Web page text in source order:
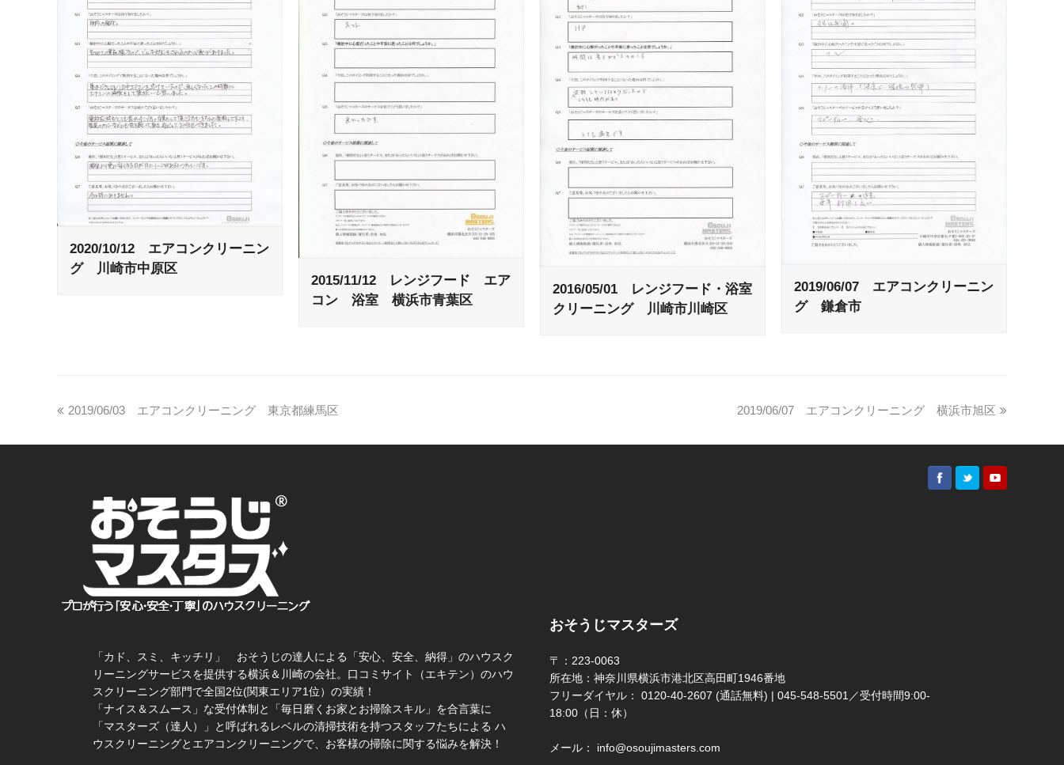
2020/10/12 エアコンクリーニン
グ 川崎市中原区
2015/11/12 レンジフード エア
コン 浴室 横浜市青葉区
2016/05/01 レンジフード・浴室
クリーニング 川崎市川崎区
2019/06/07 エアコンクリーニン
グ 鎌倉市
2019/06/03 エアコンクリーニング 東京都練馬区 2019/06/07 エアコンクリーニング 横浜市旭区
「カド、スミ、キッチリ」 おそうじの達人による「安心、安全、納得」のハウスク
リーニングサービスを提供する横浜＆川崎の会社。口コミサイト（エキテン）のハウ
スクリーニング部門で全国2位(関東エリア1位）の実績！
「ナイス＆スムース」な受付体制と「毎日磨くお家とお掃除スキル」を合言葉に
「マスターズ（達人）」と呼ばれるレベルの清掃技術を持つスタッフたちによる ハ
ウスクリーニングとエアコンクリーニングで、お客様の掃除に関する悩みを解決！
おそうじマスターズ
〒：223-0063
所在地：神奈川県横浜市港北区高田町1946番地
フリーダイヤル： 0120-40-2607 (通話無料) | 045-548-5501／受付時間9:00-
18:00（日：休）
メール： info@osoujimasters.com